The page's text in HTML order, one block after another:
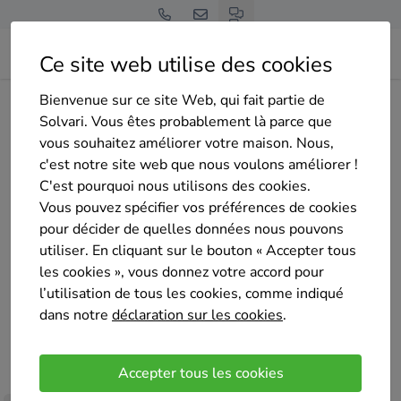
Ce site web utilise des cookies
Bienvenue sur ce site Web, qui fait partie de
Solvari. Vous êtes probablement là parce que
vous souhaitez améliorer votre maison. Nous,
c'est notre site web que nous voulons améliorer !
C'est pourquoi nous utilisons des cookies.
Vous pouvez spécifier vos préférences de cookies
pour décider de quelles données nous pouvons
utiliser. En cliquant sur le bouton « Accepter tous
les cookies », vous donnez votre accord pour
l’utilisation de tous les cookies, comme indiqué
dans notre déclaration sur les cookies.
Accepter tous les cookies
Page d'accueil Aperçu des entreprises EULOCASA
EULOCASA
Pas encore d'évaluation
CHARLEROI
Depuis 2010, Federico Eulogio s’est entouré de
partenaires spécialisés afin de répondre à tous vos
besoins en construction et transformation. Que vous